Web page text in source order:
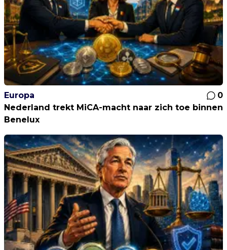
Europa
0
Nederland trekt MiCA-macht naar zich toe binnen
Benelux